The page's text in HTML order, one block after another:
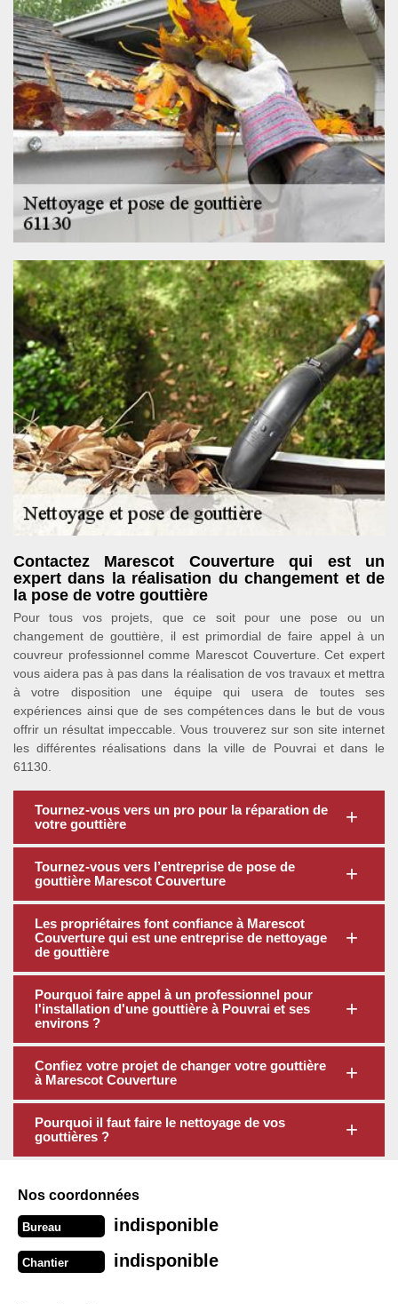
Contactez Marescot Couverture qui est un
expert dans la réalisation du changement et de
la pose de votre gouttière
Pour tous vos projets, que ce soit pour une pose ou un
changement de gouttière, il est primordial de faire appel à un
couvreur professionnel comme Marescot Couverture. Cet expert
vous aidera pas à pas dans la réalisation de vos travaux et mettra
à votre disposition une équipe qui usera de toutes ses
expériences ainsi que de ses compétences dans le but de vous
offrir un résultat impeccable. Vous trouverez sur son site internet
les différentes réalisations dans la ville de Pouvrai et dans le
61130.
Tournez-vous vers un pro pour la réparation de
votre gouttière
Tournez-vous vers l’entreprise de pose de
gouttière Marescot Couverture
Les propriétaires font confiance à Marescot
Couverture qui est une entreprise de nettoyage
de gouttière
Pourquoi faire appel à un professionnel pour
l'installation d'une gouttière à Pouvrai et ses
environs ?
Confiez votre projet de changer votre gouttière
à Marescot Couverture
Pourquoi il faut faire le nettoyage de vos
gouttières ?
Nos coordonnées
Bureau indisponible
Chantier indisponible